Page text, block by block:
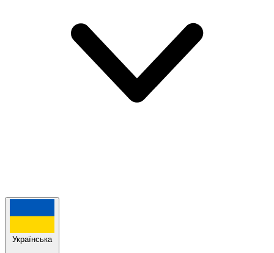
Українська